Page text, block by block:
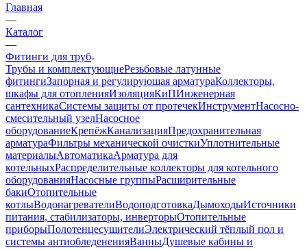
Главная
—
Каталог
—
Фитинги для труб
Трубы и комплектующиеРезьбовые латунные
фитингиЗапорная и регулирующая арматураКоллекторы,
шкафы для отопленияИзоляцияКиПИнженерная
сантехникаСистемы защиты от протечекИнструментНасосно-
смесительный узелНасосное
оборудованиеКрепёжКанализацияПредохранительная
арматураФильтры механической очисткиУплотнительные
материалыАвтоматикаАрматура для
котельныхРаспределительные коллекторы для котельного
оборудованияНасосные группыРасширительные
бакиОтопительные
котлыВодонагревателиВодоподготовкаДымоходыИсточники
питания, стабилизаторы, инверторыОтопительные
приборыПолотенцесушителиЭлектрический тёплый пол и
системы антиобледененияВанныДушевые кабины и